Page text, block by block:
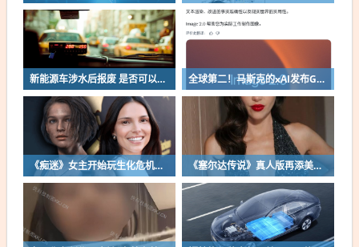
新能源车涉水后报废 是否可以全损理赔 全球第二！马斯克的xAI发布Grok Imagine Image 2.0模型：AI生图/编辑能力大增
《痴迷》女主开始玩生化危机了！自曝有参演机会 《塞尔达传说》真人版再添美女！曾出演冯小刚电影